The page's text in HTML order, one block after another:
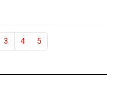
е содржински
посветени на нејзиниот
Page
3 Page
4 Page
5